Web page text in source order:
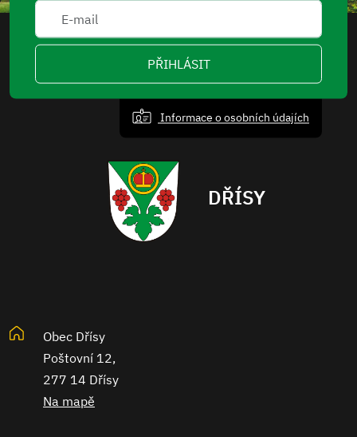
PŘIHLÁSIT
Informace o osobních údajích
DŘÍSY
Obec Dřísy
Poštovní 12,
277 14 Dřísy
Na mapě